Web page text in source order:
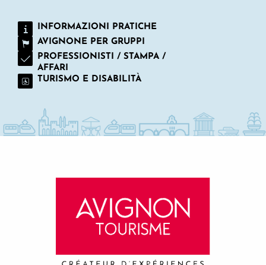
INFORMAZIONI PRATICHE
AVIGNONE PER GRUPPI
PROFESSIONISTI / STAMPA /
AFFARI
TURISMO E DISABILITÀ